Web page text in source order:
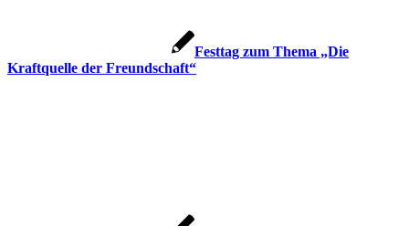
Festtag zum Thema „Die
Kraftquelle der Freundschaft“